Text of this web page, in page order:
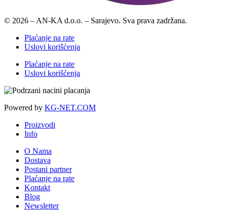
© 2026 – AN-KA d.o.o. – Sarajevo. Sva prava zadržana.
Plaćanje na rate
Uslovi korišćenja
Plaćanje na rate
Uslovi korišćenja
Powered by KG-NET.COM
Proizvodi
Info
O Nama
Dostava
Postani partner
Plaćanje na rate
Kontakt
Blog
Newsletter